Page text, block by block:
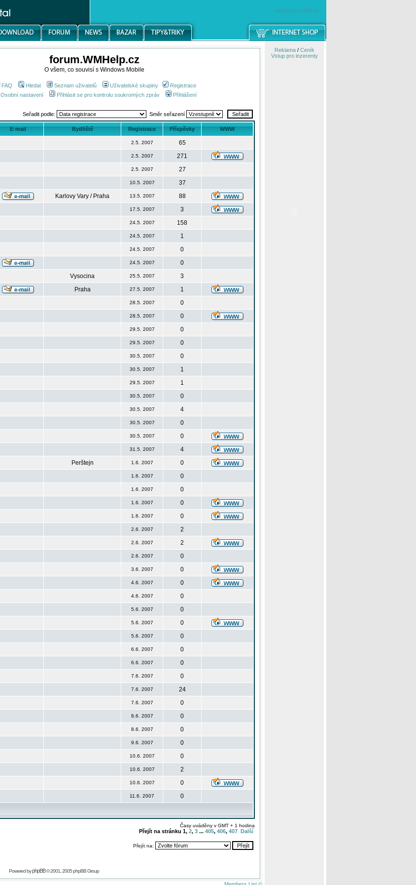
windowsmobile.cz
forum.WMHelp.cz
O všem, co souvisí s Windows Mobile
FAQ Hledat Seznam uživatelů Uživatelské skupiny
Registrace
Osobní nastavení
Přihlásit se pro kontrolu soukromých zpráv Přihlášení
Seřadit podle: Směr seřazení
E-mail Bydliště Registrace Příspěvky WWW
2.5. 2007
65
2.5. 2007
271
2.5. 2007
27
10.5. 2007
37
Karlovy Vary / Praha 13.5. 2007
88
17.5. 2007
3
24.5. 2007
158
24.5. 2007
1
24.5. 2007
0
24.5. 2007
0
Vysocina 25.5. 2007
3
Praha 27.5. 2007
1
28.5. 2007
0
28.5. 2007
0
29.5. 2007
0
29.5. 2007
0
30.5. 2007
0
30.5. 2007
1
29.5. 2007
1
30.5. 2007
0
30.5. 2007
4
30.5. 2007
0
30.5. 2007
0
31.5. 2007
4
Perštejn 1.6. 2007
0
1.6. 2007
0
1.6. 2007
0
1.6. 2007
0
1.6. 2007
0
2.6. 2007
2
2.6. 2007
2
2.6. 2007
0
3.6. 2007
0
4.6. 2007
0
4.6. 2007
0
5.6. 2007
0
5.6. 2007
0
5.6. 2007
0
6.6. 2007
0
6.6. 2007
0
7.6. 2007
0
7.6. 2007
24
7.6. 2007
0
8.6. 2007
0
8.6. 2007
0
9.6. 2007
0
10.6. 2007
0
10.6. 2007
2
10.6. 2007
0
11.6. 2007 0
Časy uváděny v GMT + 1 hodina
Přejít na stránku 1, 2, 3 ... 405, 406, 407 Další
Přejít na:
Powered byphpBB© 2001, 2005 phpBB Group
Reklama/ Ceník
Vstup pro inzerenty